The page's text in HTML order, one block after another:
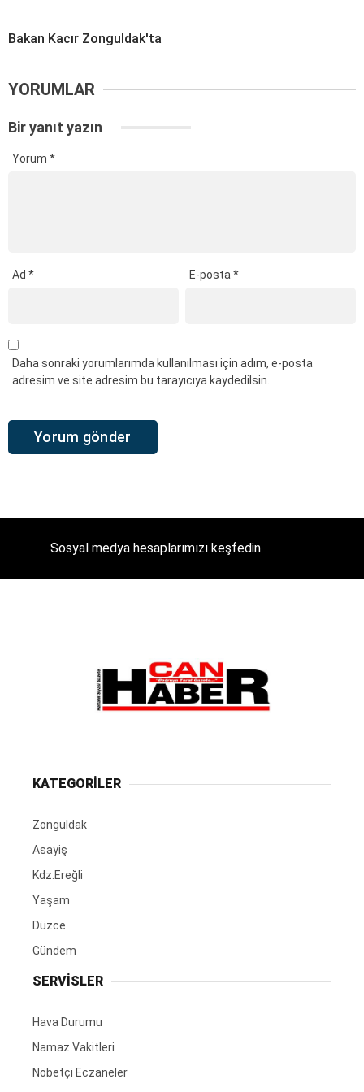
Bakan Kacır Zonguldak'ta
YORUMLAR
Bir yanıt yazın
Yorum *
Ad * E-posta*
Daha sonraki yorumlarımda kullanılması için adım, e-posta
adresim ve site adresim bu tarayıcıya kaydedilsin.
Sosyal medya hesaplarımızı keşfedin
KATEGORİLER
Zonguldak
Asayiş
Kdz.Ereğli
Yaşam
Düzce
Gündem
SERVİSLER
Hava Durumu
Namaz Vakitleri
Nöbetçi Eczaneler